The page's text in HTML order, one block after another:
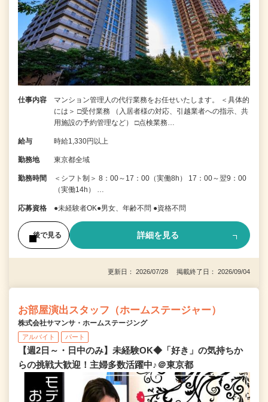
仕事内容
マンション管理人の代行業務をお任せいたします。 ＜具体的
には＞ □受付業務 （入居者様の対応、引越業者への指示、共
用施設の予約管理など） □点検業務…
給与 時給1,330円以上
勤務地 東京都全域
勤務時間
＜シフト制＞ 8：00～17：00（実働8h） 17：00～翌9：00
（実働14h） …
応募資格 ●未経験者OK●男女、年齢不問 ●資格不問
後で見る 詳細を見る
更新日： 2026/07/28 掲載終了日： 2026/09/04
お部屋演出スタッフ（ホームステージャー）
株式会社サマンサ・ホームステージング
アルバイト パート
【週2日～・日中のみ】未経験OK◆「好き」の気持ちか
らの挑戦大歓迎！主婦多数活躍中♪＠東京都